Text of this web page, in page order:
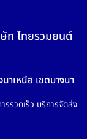
ท ไทยรวมยนต์
เหนือ เขตบางนา
รรวดเร็ว บริการจัดส่ง